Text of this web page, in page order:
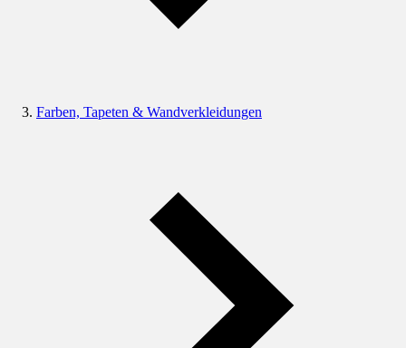
Farben, Tapeten & Wandverkleidungen